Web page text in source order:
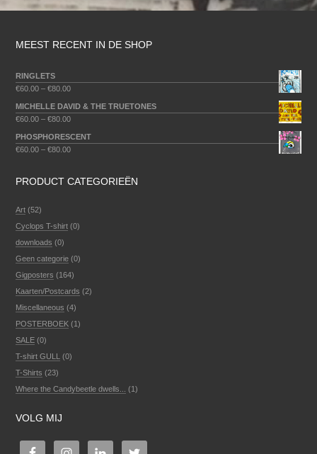
MEEST RECENT IN DE SHOP
RINGLETS
€60.00 –€80.00
MICHELLE DAVID & THE TRUETONES
€60.00 –€80.00
PHOSPHORESCENT
€60.00 –€80.00
PRODUCT CATEGORIEËN
Art (52)
Cyclops T-shirt (0)
downloads (0)
Geen categorie (0)
Gigposters (164)
Kaarten/Postcards (2)
Miscellaneous (4)
POSTERBOEK (1)
SALE (0)
T-shirt GULL
(0)
T-Shirts (23)
Where the Candybeetle dwells...
(1)
VOLG MIJ